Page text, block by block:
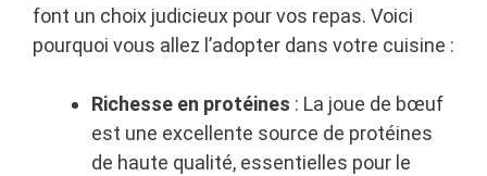
font un choix judicieux pour vos repas. Voici
pourquoi vous allez l’adopter dans votre cuisine :
Richesse en protéines : La joue de bœuf
est une excellente source de protéines
de haute qualité, essentielles pour le